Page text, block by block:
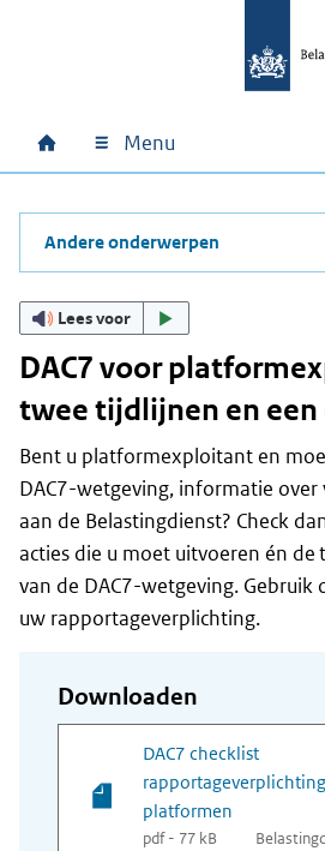
Hoofdnavigatie
Home Menu
Andere onderwerpen
Lees voor
DAC7 voor
twee tijdlijnen en een
Bent u platformexploitant en
DAC7-wetgeving, informatie
aan de Belastingdienst? Check
acties die u moet uitvoeren én de
van de DAC7-wetgeving. Gebruik
uw rapportageverplichting.
Downloaden
DAC7 checklist
platformen
pdf - 77 kB